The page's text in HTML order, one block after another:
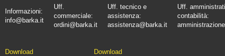
Informazioni:
info@barka.it
Uff.
commerciale:
ordini@barka.it
Uff. tecnico e
assistenza:
assistenza@barka.it
Uff.
contabilità:
Download
Download